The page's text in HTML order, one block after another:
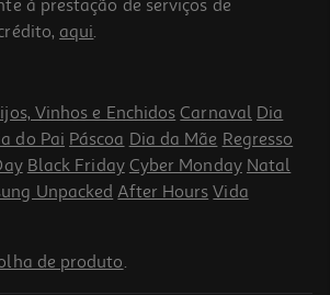
De Vino Pvc 19x15x3.5cm
à prestação de serviços de
aqui.
Vinhos e Enchidos Carnaval Dia
do Pai Páscoa Dia da Mãe Regresso
Black Friday Cyber Monday Natal
Unpacked After Hours Vida
de produto.